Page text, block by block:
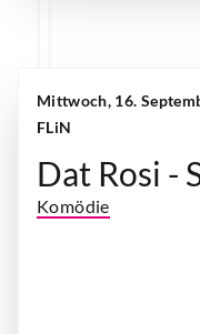
Mittwoch, 16.
FLiN
Dat Rosi -
Komödie